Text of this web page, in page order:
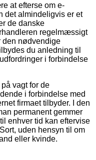
at efterse om e-
det almindeligvis er et
de danske
regelmæssigt
den nødvendige
du anledning til
i forbindelse
vagt for de
i forbindelse med
firmaet tilbyder. I den
permanent gemmer
enhver tid kan eftervise
uden hensyn til om
eller kvinde.